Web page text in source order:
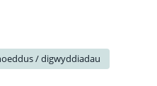
/ digwyddiadau